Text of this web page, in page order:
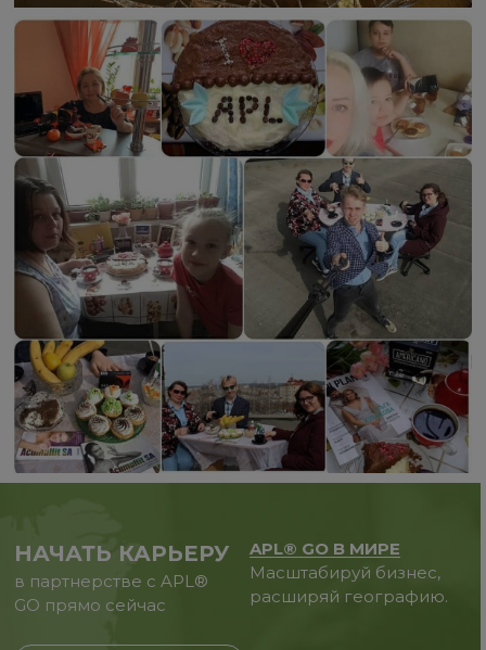
НАЧАТЬ КАРЬЕРУ
в партнерстве с APL®
GO прямо сейчас
APL® GO В МИРЕ
Масштабируй бизнес,
расширяй географию.